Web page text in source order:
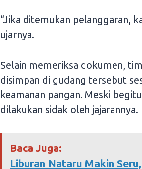
“Jika ditemukan pelanggaran,
ujarnya.
Selain memeriksa dokumen,
disimpan di gudang tersebut
keamanan pangan. Meski
dilakukan sidak oleh jajarannya.
Baca Juga:
Liburan Nataru Makin